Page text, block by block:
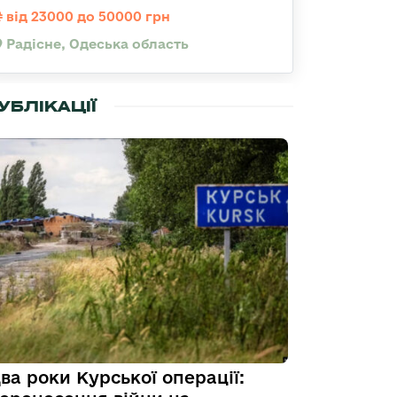
від 23000 до 50000 грн
Радісне, Одеська область
роки Курської операції: